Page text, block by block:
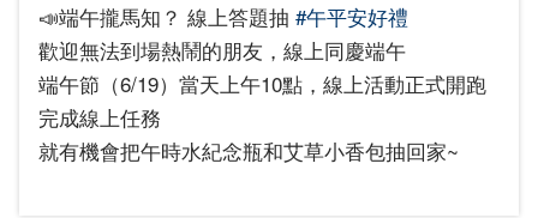
📣端午攏馬知？ 線上答題抽 #午平安好禮
歡迎無法到場熱鬧的朋友，線上同慶端午
端午節（6/19）當天上午10點，線上活動正式開跑
完成線上任務
就有機會把午時水紀念瓶和艾草小香包抽回家~